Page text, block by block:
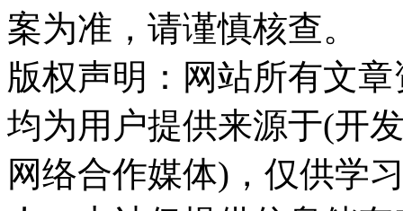
案为准，请谨慎核查。
版权声明：网站所有文
均为用户提供来源于(开
网络合作媒体)，仅供学